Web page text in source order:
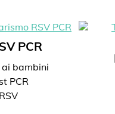
PCR
bambini
PCR